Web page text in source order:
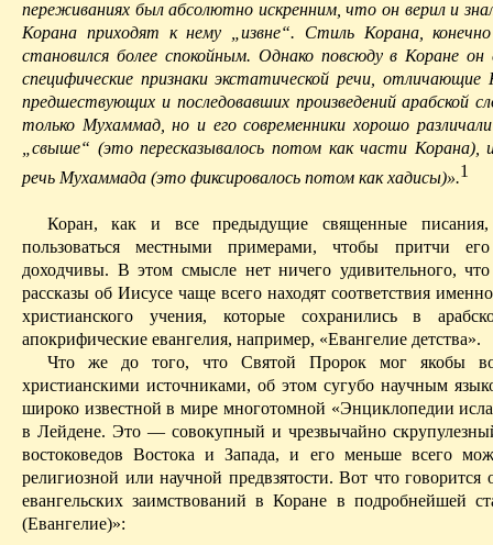
переживаниях был абсолютно искренним, что он верил и
Корана приходят к нему „извне“. Стиль Корана,
становился более спокойным. Однако повсюду в Коране он
специфические признаки экстатической речи, отличающие
предшествующих и последовавших произведений арабской
только Мухаммад, но и его современники хорошо
„свыше“ (этопересказывалось потом как части Корана),
речь Мухаммада (это фиксировалось потом как хадисы)».1
Коран, как и все предыдущие священные
пользоваться местными примерами, чтобы притчи
доходчивы. В этом смысле нет ничего удивительного, что
рассказы об Иисусе чаще всего находят соответствия
христианского учения, которые сохранились в
апокрифические евангелия, например, «Евангелие детства».
Что же до того, что Святой Пророк мог якобы
христиан­скими источниками, об этом сугубо научным
широко извест­ной в мире многотомной «Энциклопедии
в Лейдене. Это — совокупный и чрезвычайно
востоковедов Востока и Запада, и его меньше всего
религиозной или научной предвзятости. Вот что говорится
евангельских заимствований в Коране в подробнейшей
(Евангелие)»: